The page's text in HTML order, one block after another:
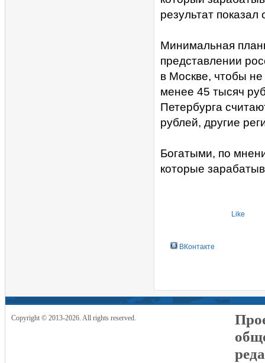
результат
Минимальная
представлении
в Москве, чтобы
менее 45 тысяч
Петербурга
рублей, другие
Богатыми, по
которые
Like
ВКонтакте
Copyright © 2013-2026. All rights reserved.